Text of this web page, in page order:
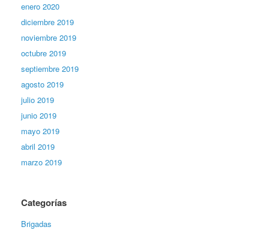
enero 2020
diciembre 2019
noviembre 2019
octubre 2019
septiembre 2019
agosto 2019
julio 2019
junio 2019
mayo 2019
abril 2019
marzo 2019
Categorías
Brigadas